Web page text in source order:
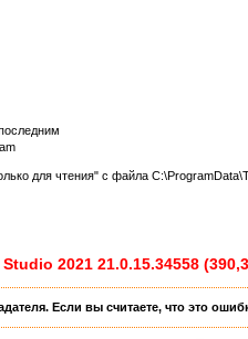
для чтения" с файла
2021 21.0.15.34558
Если вы считаете, что это